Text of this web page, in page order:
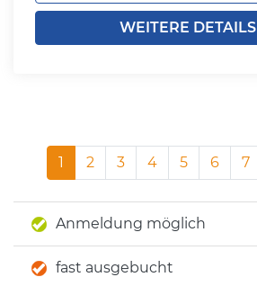
WEITERE DETAILS
1 2 3 4 5 6 7
Anmeldung möglich
fast ausgebucht